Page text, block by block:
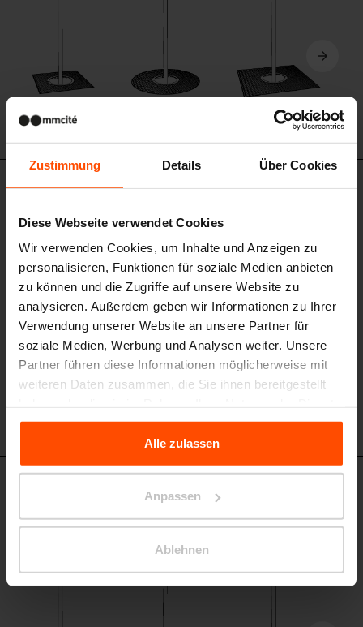
Zustimmung Details Über Cookies
Diese Webseite verwendet Cookies
Wir verwenden Cookies, um Inhalte und Anzeigen zu
personalisieren, Funktionen für soziale Medien anbieten
zu können und die Zugriffe auf unsere Website zu
analysieren. Außerdem geben wir Informationen zu Ihrer
Verwendung unserer Website an unsere Partner für
soziale Medien, Werbung und Analysen weiter. Unsere
Partner führen diese Informationen möglicherweise mit
weiteren Daten zusammen, die Sie ihnen bereitgestellt
gesammelt haben.
Für weitere Informationen besuchen Sie bitte Principles
Alle zulassen
Anpassen
Ablehnen
ART325 - ART365 - ART375
Baumschutzrost
Stahlkonstruktion, enthält Baumschutzgitter mit 6 Stäben, Tragfähigkeit
3,5t
ART326 - ART366 - ART376
Baumschutzrost
Stahlkonstruktion, enthält 6 Stück farbige Lamellen; Tragfähigkeit 3,5t